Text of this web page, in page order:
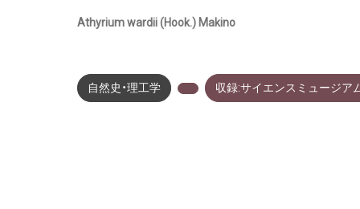
Athyrium wardii (Hook.) Makino
自然史・理工学 収録:サイエンスミュージア